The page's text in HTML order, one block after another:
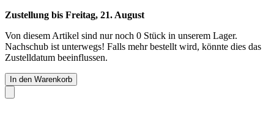
Zustellung bis Freitag, 21. August
Von diesem Artikel sind nur noch 0 Stück in unserem Lager.
Nachschub ist unterwegs! Falls mehr bestellt wird, könnte dies das
Zustelldatum beeinflussen.
In den Warenkorb